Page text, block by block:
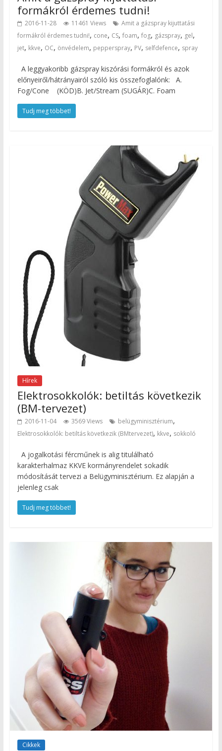
formákról érdemes tudni!
2016-11-28 11461 Views
Amit a gázspray kijuttatási
formákról érdemes tudni!, cone, CS, foam, fog, gázspray, gel,
jet, kkve, OC, önvédelem, pepperspray, PV, selfdefence, spray
A leggyakoribb gázspray kiszórási formákról és azok
előnyeiről/hátrányairól szóló kis összefoglalónk: A.
Fog/Cone (KÖD)B. Jet/Stream (SUGÁR)C. Foam
Tudj meg többet!
Hírek
Elektrosokkolók: betiltás következik
(BM-tervezet)
2016-11-04 3569 Views belügyminisztérium,
Elektrosokkolók: betiltás következik (BMtervezet), kkve, sokkoló
A jogalkotási fércműnek is alig titulálható
karakterhalmaz KKVE kormányrendelet sokadik
módosítását tervezi a Belügyminisztérium. Ez alapján a
jelenleg csak
Tudj meg többet!
Cikkek